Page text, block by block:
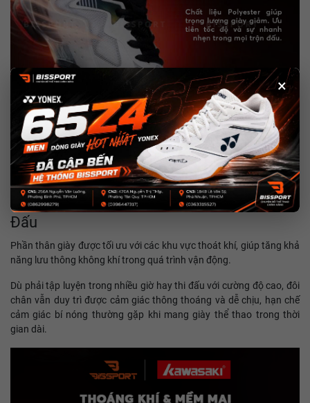
×
Thoáng Khí Và Dễ Chịu Trong Suốt Trận
Đấu
Phần thân giày được tối ưu với các khu vực thoát khí, giúp tăng khả
năng lưu thông không khí trong quá trình vận động.
Dù phải tập luyện trong nhiều giờ hay thi đấu với cường độ cao, đôi
chân vẫn duy trì được cảm giác thông thoáng và dễ chịu, hạn chế
cảm giác bí nóng thường gặp khi mang giày thể thao trong thời
gian dài.